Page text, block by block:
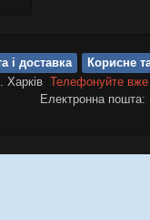
і доставка
Корисне
Харків Телефонуйте